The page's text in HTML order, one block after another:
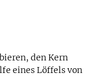
den Kern
eines Löffels von